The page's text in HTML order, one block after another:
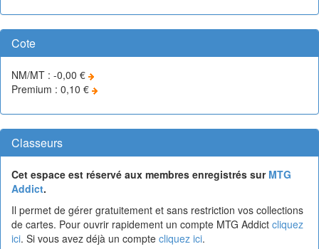
Cote
NM/MT : -0,00 €
Premium : 0,10 €
Classeurs
Cet espace est réservé aux membres enregistrés sur MTG
Addict.
Il permet de gérer gratuitement et sans restriction vos collections
de cartes. Pour ouvrir rapidement un compte MTG Addict cliquez
ici. Si vous avez déjà un compte cliquez ici.